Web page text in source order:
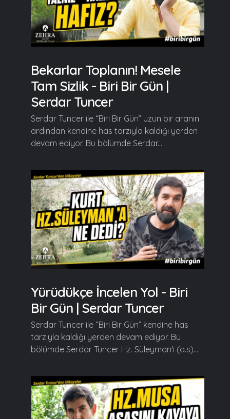
Bekarlar Toplanın! Mesele
Tam Sizlik - Biri Bir Gün |
Serdar Tuncer
Serdar Tuncer ile “Biri Bir Gün” uzun bir aranın
ardından kendine has tarzıyla kaldığı yerden
devam ediyor. Bu bölümde Serdar...
Yürüdükçe İncelen Yol - Biri
Bir Gün | Serdar Tuncer
Serdar Tuncer ile “Biri Bir Gün” kendine has
tarzıyla kaldığı yerden devam ediyor. Bu
bölümde Serdar Tuncer Hz. Süleyman'ı (a.s)...